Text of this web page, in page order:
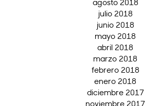
agosto 2018
julio 2018
junio 2018
mayo 2018
abril 2018
marzo 2018
febrero 2018
enero 2018
diciembre 2017
noviembre 2017